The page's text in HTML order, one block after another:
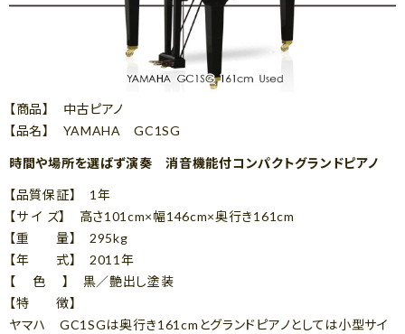
【商品】 中古ピアノ
【品名】 YAMAHA GC1SG
時間や場所を選ばず演奏 消音機能付コンパクトグランドピアノ
【品質保証】 1年
【サ イ ズ】 高さ101cm×幅146cm×奥行き161cm
【重 量】 295kg
【年 式】 2011年
【 色 】 黒／艶出し塗装
【特 徴】
ヤマハ GC1SGは奥行き161cmとグランドピアノとしては小型サイ